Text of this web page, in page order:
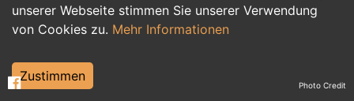
unserer Webseite stimmen Sie unserer Verwendung
von Cookies zu. Mehr Informationen
Zustimmen
Hilfskräfte, Aushilfs- und Nebenjobs
Weiterbildung, Studium, duale Ausbildung Photo Credit